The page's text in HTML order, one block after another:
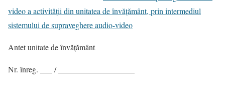
video a activității din unitatea de învățământ, prin intermediul
sistemului de supraveghere audio-video
Antet unitate de învățământ
Nr. înreg. ___ / ___________________